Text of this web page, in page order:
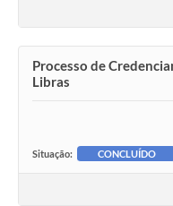
Processo de
Libras
Situação: CONCLUÍDO